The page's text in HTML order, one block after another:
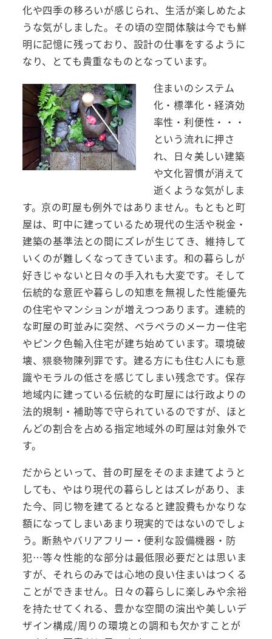
化や四季の移ろいが感じられ、生活が楽しめたよ
うな気がしました。その頃の空間体験は今でも鮮
明に記憶に残っており、設計の仕事をするように
なり、とても貴重なものとなっています。
住まいのシステム
化・標準化・経済効
率性・利便性・・・
という流れに押さ
れ、日々美しい建築
や文化習慣が消えて
逝くような気がしま
す。京の町屋も例外ではありません。もともと町
屋は、町中に建っているため現代の生活や税金・
建築の基準法との間にズレが生じてき、維持して
いくのが難しくなってきています。和の暮らしが
好きじゃないと日々の手入れも大変です。そして
伝統的な意匠や暮らしの知恵を無視した性能優先
の住宅やマンションが増えつつあります。連続的
な町屋の町並みに突然、ペラペラのメーカー住宅
やピンク色輸入住宅が建ち始めています。環境破
壊、猥褻物陳列罪です。建る方にも住む人にも意
識やモラルの低さを感じてしまい残念です。保存
地域内に建っている伝統的な町屋には行政よりの
法的規制・補助等で守られているのですが、ほと
んどの割合を占める指定地域外の町屋は対象外で
す。
だからといって、昔の町屋をそのまま建てようと
しても、やはり現代の暮らしとはズレがあり、ま
た今、同じ物を建てるとなると建設費もかなりな
額になってしまいあまり現実的ではないのでしょ
う。断熱やバリアフリー・便利な設備機器・防
犯…等々性能的な部分は最低限必要だとは思いま
すが、それらのみでは心地の良い住まいはつくる
ことができません。日々の暮らしに楽しみや余裕
を持たせてくれる、豊かな空間の演出や美しいデ
ザイン構成/周りの環境との調和も欠かすことが